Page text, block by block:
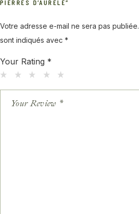
PIERRES D’AURÈLE”
Votre adresse e-mail ne sera pas publiée.
sont indiqués avec *
Your Rating *